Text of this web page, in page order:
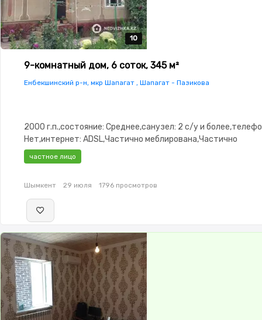
10
10
10
10
10
9-комнатный дом, 6 соток, 345 м²
Енбекшинский р-н, мкр Шапагат , Шапагат - Пазикова
2000 г.п.,состояние: Среднее,санузел: 2 с/у и
Нет,интернет: ADSL,Частично меблирована,Частично
меблирована,Пластиковые
окна,Баня,Бассейн,Гараж,Сад,Веранда,Мангальная
частное лицо
Шымкент 29 июля 1796 просмотров